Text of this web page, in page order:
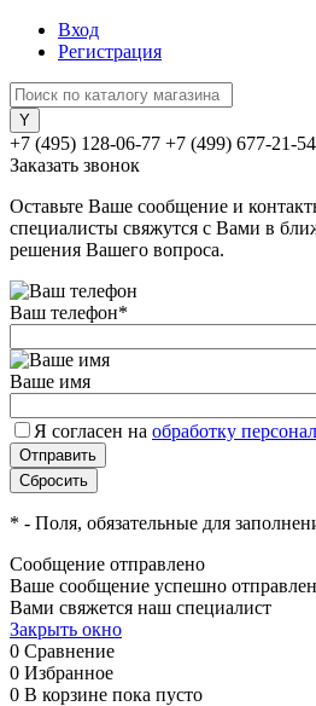
Вход
Регистрация
+7 (495) 128-06-77 +7 (499) 677-21-54
Заказать звонок
Оставьте Ваше сообщение и
специалисты свяжутся с Вами в
решения Вашего вопроса.
Ваш телефон*
Ваше имя
Я согласен на обработку
* - Поля, обязательные для
Сообщение отправлено
Ваше сообщение успешно
Вами свяжется наш специалист
Закрыть окно
0 Сравнение
0 Избранное
0 В корзине пока пусто